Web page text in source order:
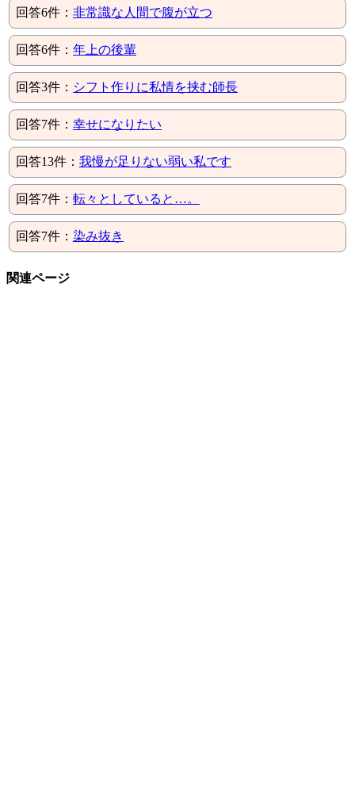
回答6件： 非常識な人間で腹が立つ
回答6件： 年上の後輩
回答3件： シフト作りに私情を挟む師長
回答7件： 幸せになりたい
回答13件： 我慢が足りない弱い私です
回答7件： 転々としていると…。
回答7件： 染み抜き
関連ページ